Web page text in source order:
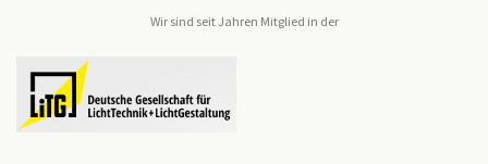
Wir sind seit Jahren Mitglied in der